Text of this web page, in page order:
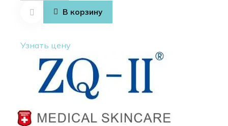
Whitening
Essence
В корзину
Узнать цену